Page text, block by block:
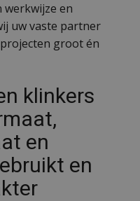
en
uw vaste partner
groot én
klinkers
en
en